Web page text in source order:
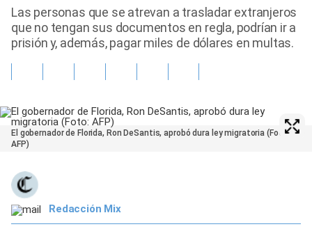
Vida Laboral
Tendencias Mix
Sports
Las personas que se atrevan a trasladar extranjeros
que no tengan sus documentos en regla, podrían ir a
prisión y, además, pagar miles de dólares en multas.
El gobernador de Florida, Ron DeSantis, aprobó dura ley migratoria (Foto:
AFP)
Redacción Mix